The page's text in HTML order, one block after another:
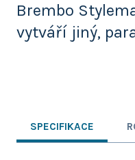
Brembo
vytváří jiný,
SPECIFIKACE